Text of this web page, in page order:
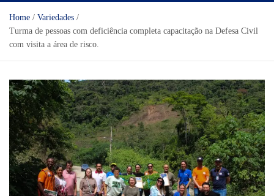
Home
Variedades
Turma de pessoas com deficiência completa capacitação na Defesa Civil
com visita a área de risco.